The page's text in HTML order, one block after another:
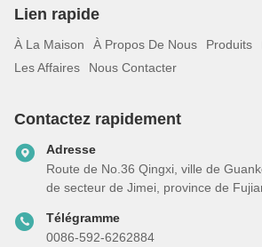
Lien rapide
À La Maison À Propos De Nous Produits
Les Affaires
Nous Contacter
Contactez rapidement
Adresse
Route de No.36 Qingxi, ville de
de secteur de Jimei, province de
Télégramme
0086-592-6262884